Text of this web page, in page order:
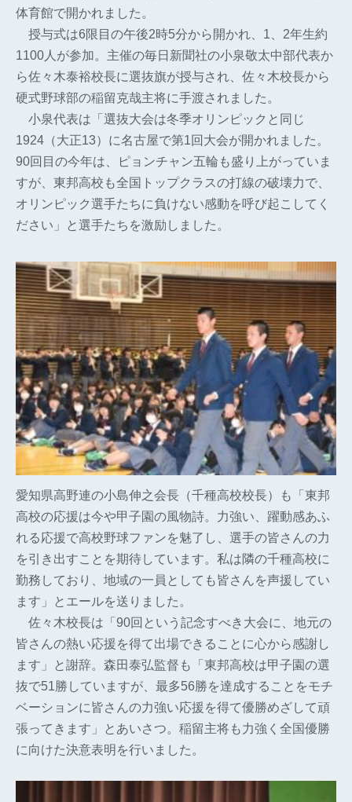
体育館で開かれました。
授与式は6限目の午後2時5分から開かれ、1、2年生約
1100人が参加。主催の毎日新聞社の小泉敬太中部代表か
ら佐々木泰裕校長に選抜旗が授与され、佐々木校長から
硬式野球部の稲留克哉主将に手渡されました。
小泉代表は「選抜大会は冬季オリンピックと同じ
1924（大正13）に名古屋で第1回大会が開かれました。
90回目の今年は、ピョンチャン五輪も盛り上がっていま
すが、東邦高校も全国トップクラスの打線の破壊力で、
オリンピック選手たちに負けない感動を呼び起こしてく
ださい」と選手たちを激励しました。
愛知県高野連の小島伸之会長（千種高校校長）も「東邦
高校の応援は今や甲子園の風物詩。力強い、躍動感あふ
れる応援で高校野球ファンを魅了し、選手の皆さんの力
を引き出すことを期待しています。私は隣の千種高校に
勤務しており、地域の一員としても皆さんを声援してい
ます」とエールを送りました。
佐々木校長は「90回という記念すべき大会に、地元の
皆さんの熱い応援を得て出場できることに心から感謝し
ます」と謝辞。森田泰弘監督も「東邦高校は甲子園の選
抜で51勝していますが、最多56勝を達成することをモチ
ベーションに皆さんの力強い応援を得て優勝めざして頑
張ってきます」とあいさつ。稲留主将も力強く全国優勝
に向けた決意表明を行いました。